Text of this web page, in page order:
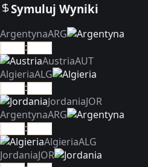
Symuluj Wyniki
ArgentynaARG
:
AustriaAUT
AlgieriaALG
:
JordaniaJOR
ArgentynaARG
:
AlgieriaALG
JordaniaJOR